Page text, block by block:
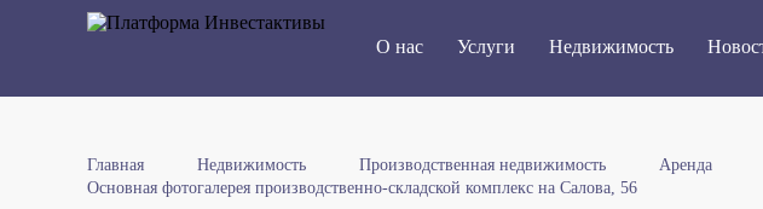
О нас Услуги Недвижимость
Главная Недвижимость Производственная недвижимость Аренда
Основная фотогалерея производственно-складской комплекс на Салова, 56